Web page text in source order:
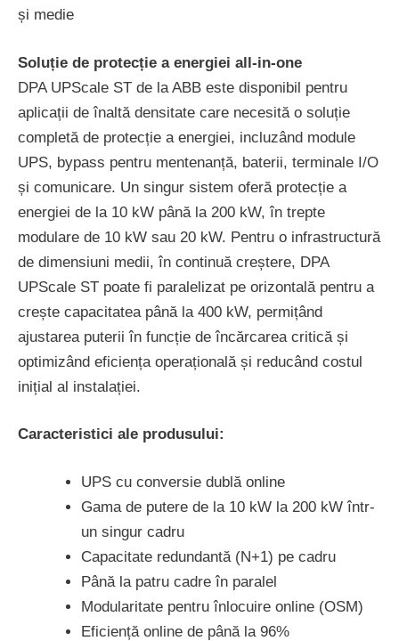
și medie
Soluție de protecție a energiei all-in-one
DPA UPScale ST de la ABB este disponibil pentru
aplicații de înaltă densitate care necesită o soluție
completă de protecție a energiei, incluzând module
UPS, bypass pentru mentenanță, baterii, terminale I/O
și comunicare. Un singur sistem oferă protecție a
energiei de la 10 kW până la 200 kW, în trepte
modulare de 10 kW sau 20 kW. Pentru o infrastructură
de dimensiuni medii, în continuă creștere, DPA
UPScale ST poate fi paralelizat pe orizontală pentru a
crește capacitatea până la 400 kW, permițând
ajustarea puterii în funcție de încărcarea critică și
optimizând eficiența operațională și reducând costul
inițial al instalației.
Caracteristici ale produsului:
UPS cu conversie dublă online
Gama de putere de la 10 kW la 200 kW într-
un singur cadru
Capacitate redundantă (N+1) pe cadru
Până la patru cadre în paralel
Modularitate pentru înlocuire online (OSM)
Eficiență online de până la 96%